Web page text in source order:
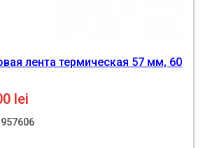
лента термическая 57 мм, 60
lei